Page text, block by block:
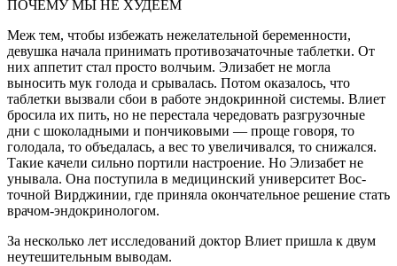
ПОЧЕМУ МЫ НЕ ХУДЕЕМ
Меж тем, чтобы избежать нежела­тельной беременности,
девушка на­чала принимать противозачаточ­ные таблетки. От
них аппетит стал просто волчьим. Элизабет не могла
выносить мук голода и срывалась. Потом оказалось, что
таблетки выз­вали сбои в работе эндокринной си­стемы. Влиет
бросила их пить, но не перестала чередовать разгрузочные
дни с шоколадными и пончиковы­ми — проще говоря, то
голодала, то объедалась, а вес то увеличивал­ся, то снижался.
Такие качели силь­но портили настроение. Но Эли­забет не
унывала. Она поступила в медицинский университет Вос­
точной Вирджинии, где приня­ла окончательное решение стать
врачом-эндокринологом.
За несколько лет исследований до­ктор Влиет пришла к двум
неуте­шительным выводам.